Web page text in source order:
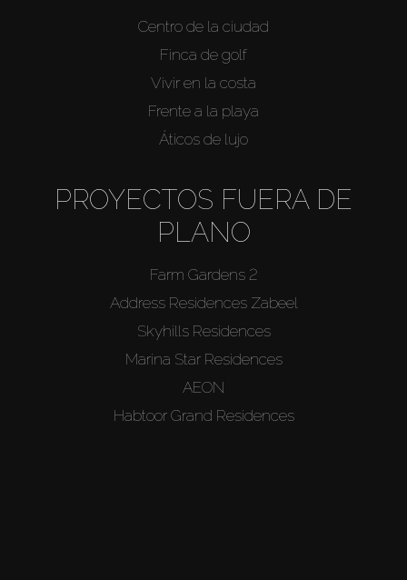
Centro de la ciudad
Finca de golf
Vivir en la costa
Frente a la playa
Áticos de lujo
PROYECTOS FUERA DE
PLANO
Farm Gardens 2
Address Residences Zabeel
Skyhills Residences
Marina Star Residences
AEON
Habtoor Grand Residences